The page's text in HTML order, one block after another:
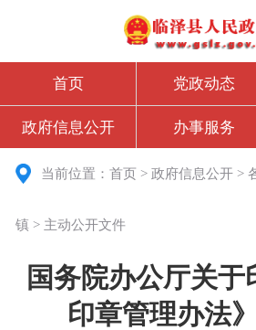
首页 党政动态
政府信息公开 办事服务
当前位置：首页 >政府信息公开 >
镇 > 主动公开文件
国务院办公厅关于
印章管理办法